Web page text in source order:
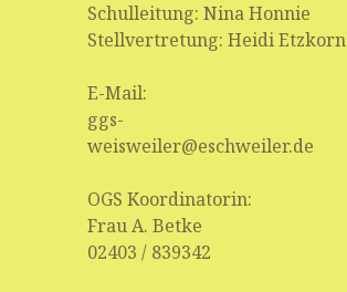
Schulleitung: Nina Honnie
Stellvertretung: Heidi Etzkorn
E-Mail:
ggs-
weisweiler@eschweiler.de
OGS Koordinatorin:
Frau A. Betke
02403 / 839342